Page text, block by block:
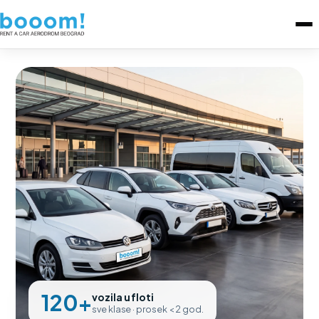
120+vozila u floti
sve klase · prosek < 2 god.